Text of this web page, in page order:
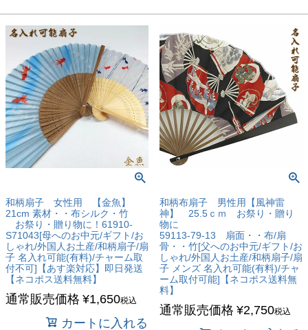
和柄扇子 女性用 【金魚】
21cm 素材・・布シルク・竹
お祭り・贈り物に！61910-
S71043[母へのお中元/ギフト/お
しゃれ/外国人お土産/和柄扇子/扇
子 名入れ可能(有料)/チャーム取
付不可]【あす楽対応】即日発送
【ネコポス送料無料】
通常販売価格 ¥1,650税込
カートに入れる
和柄布扇子 男性用【風神雷
神】 25.5ｃｍ お祭り・贈り
物に
59113-79-13 扇面・・布/扇
骨・・竹[父へのお中元/ギフト/お
しゃれ/外国人お土産/和柄扇子/扇
子 メンズ 名入れ可能(有料)/チャ
ーム取付可能]【ネコポス送料無
料】
通常販売価格 ¥2,750税込